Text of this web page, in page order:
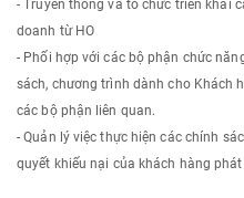
- Truyền thông và tổ chức triển khai
doanh từ HO
- Phối hợp với các bộ phận chức
sách, chương trình dành cho Khách
các bộ phận liên quan.
- Quản lý việc thực hiện các chính
quyết khiếu nại của khách hàng